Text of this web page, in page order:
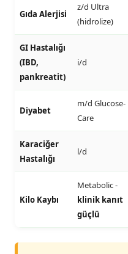
Gıda Alerjisi
z/d Ultra
(hidrolize)
GI Hastalığı
(IBD,
pankreatit)
i/d
Diyabet
m/d Glucose-
Care
Karaciğer
Hastalığı
l/d
Kilo Kaybı
Metabolic -
klinik kanıt
güçlü